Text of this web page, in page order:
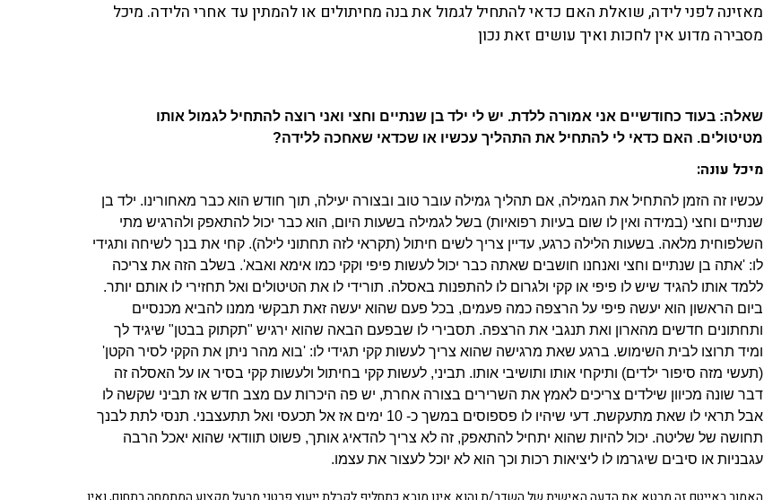
מאזינה לפני לידה, שואלת האם כדאי להתחיל לגמול את בנה מחיתולים או להמתין עד אחרי הלידה. מיכל
מסבירה מדוע אין לחכות ואיך עושים זאת נכון
שאלה: בעוד כחודשיים אני אמורה ללדת. יש לי ילד בן שנתיים וחצי ואני רוצה להתחיל לגמול אותו
מטיטולים. האם כדאי לי להתחיל את התהליך עכשיו או שכדאי שאחכה ללידה?
מיכל עונה:
עכשיו זה הזמן להתחיל את הגמילה, אם תהליך גמילה עובר טוב ובצורה יעילה, תוך חודש הוא כבר מאחורינו. ילד בן
שנתיים וחצי (במידה ואין לו שום בעיות רפואיות) בשל לגמילה בשעות היום, הוא כבר יכול להתאפק ולהרגיש מתי
השלפוחית מלאה. בשעות הלילה כרגע, עדיין צריך לשים חיתול (תקראי לזה תחתוני לילה). קחי את בנך לשיחה ותגידי
לו: 'אתה בן שנתיים וחצי ואנחנו חושבים שאתה כבר יכול לעשות פיפי וקקי כמו אימא ואבא'. בשלב הזה את צריכה
ללמד אותו להגיד שיש לו פיפי או קקי ולגרום לו להתפנות באסלה. תורידי לו את הטיטולים ואל תחזירי לו אותם יותר.
ביום הראשון הוא יעשה פיפי על הרצפה כמה פעמים, בכל פעם שהוא יעשה זאת תבקשי ממנו להביא מכנסיים
ותחתונים חדשים מהארון ואת תנגבי את הרצפה. תסבירי לו שבפעם הבאה שהוא ירגיש "תקתוק בבטן" שיגיד לך
ומיד תרוצו לבית השימוש. ברגע שאת מרגישה שהוא צריך לעשות קקי תגידי לו: 'בוא מהר ניתן את הקקי לסיר הקטן'
(תעשי מזה סיפור ילדים) ותיקחי אותו ותושיבי אותו. תביני, לעשות קקי בחיתול ולעשות קקי בסיר או על האסלה זה
דבר שונה מכיוון שילדים צריכים לאמץ את השרירים בצורה אחרת, יש פה היכרות עם מצב חדש אז תביני שקשה לו
אבל תראי לו שאת מתעקשת. דעי שיהיו לו פספוסים במשך כ- 10 ימים אז אל תכעסי ואל תתעצבני. תנסי לתת לבנך
תחושה של שליטה. יכול להיות שהוא יתחיל להתאפק, זה לא צריך להדאיג אותך, פשוט תוודאי שהוא יאכל הרבה
עגבניות או סיבים שיגרמו לו ליציאות רכות וכך הוא לא יוכל לעצור את עצמו.